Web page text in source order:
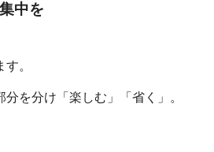
中を
。
を分け「楽しむ」「省く」。